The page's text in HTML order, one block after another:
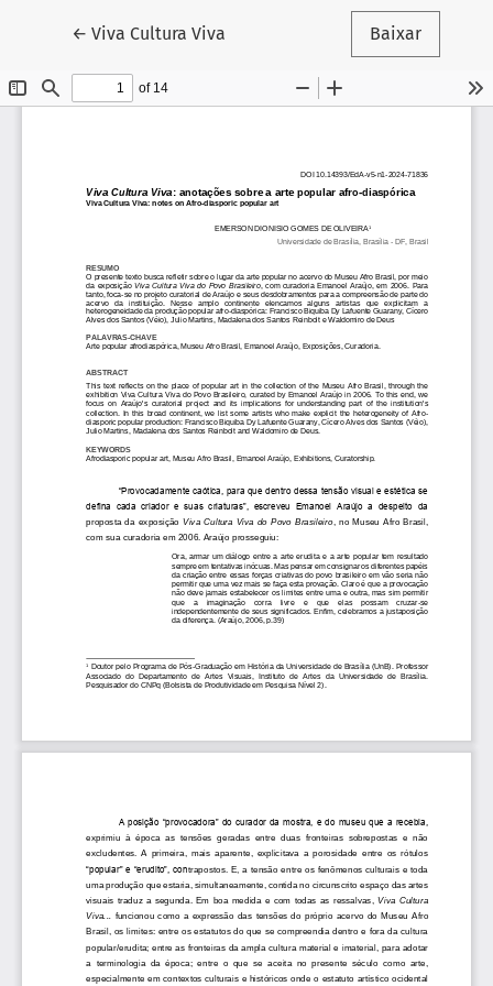
←Voltar aos Detalhes do Artigo
Viva Cultura Viva Baixar